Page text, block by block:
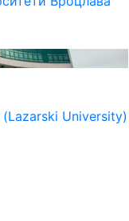
(Lazarski University)